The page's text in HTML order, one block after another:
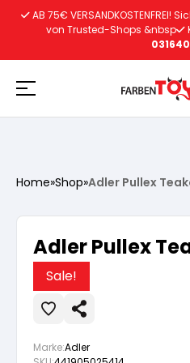
Vorbereitung
Wasserlösliche Grundierung
Lacke
Vorbereitung
Autoreparatur
Vorbereitung
Innenfarben
AB 75€
von Trusted-Shops &nbsp
Home»Shop»Adler Pullex
Adler Pullex
Sale!
Marke:Adler